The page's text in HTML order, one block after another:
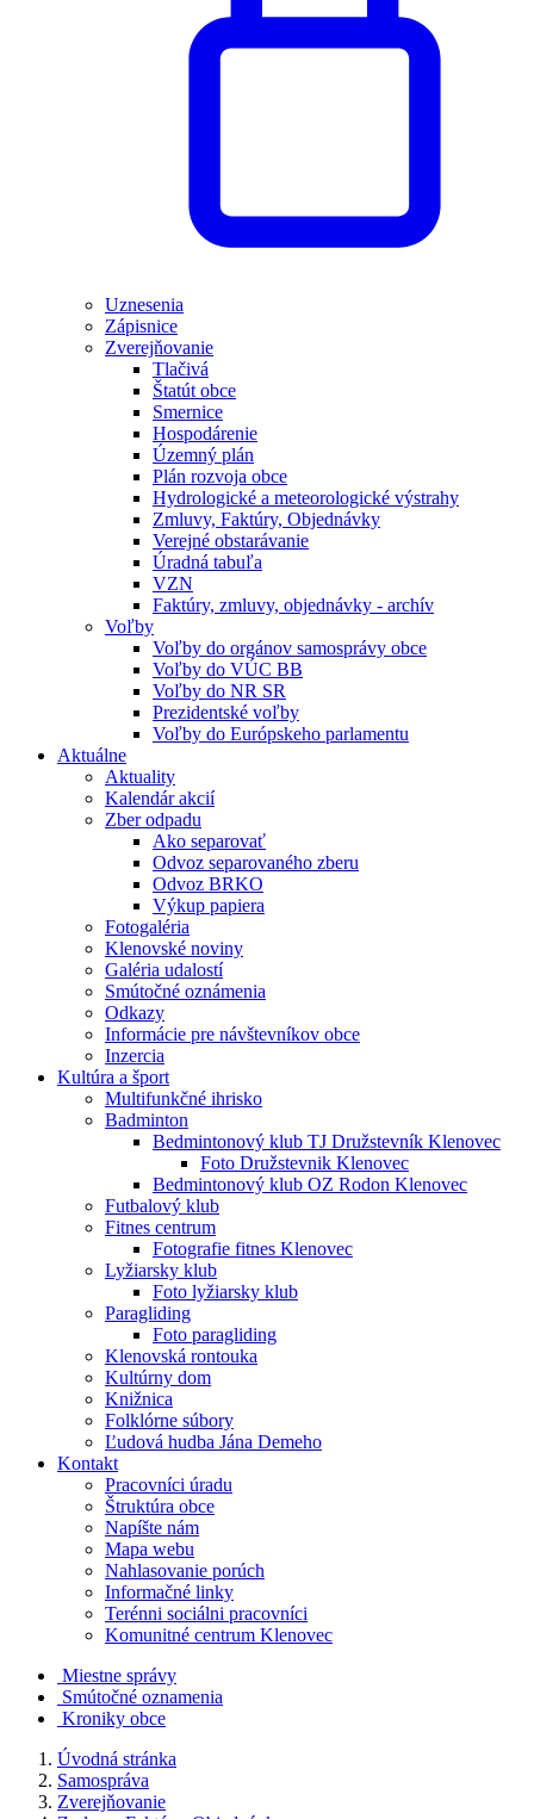
Uznesenia
Zápisnice
Zverejňovanie
Tlačivá
Štatút obce
Smernice
Hospodárenie
Územný plán
Plán rozvoja obce
Hydrologické a meteorologické výstrahy
Zmluvy, Faktúry, Objednávky
Verejné obstarávanie
Úradná tabuľa
VZN
Faktúry, zmluvy, objednávky - archív
Voľby
Voľby do orgánov samosprávy obce
Voľby do VÚC BB
Voľby do NR SR
Prezidentské voľby
Voľby do Európskeho parlamentu
Aktuálne
Aktuality
Kalendár akcií
Zber odpadu
Ako separovať
Odvoz separovaného zberu
Odvoz BRKO
Výkup papiera
Fotogaléria
Klenovské noviny
Galéria udalostí
Smútočné oznámenia
Odkazy
Informácie pre návštevníkov obce
Inzercia
Kultúra a šport
Multifunkčné ihrisko
Badminton
Bedmintonový klub TJ Družstevník Klenovec
Foto Družstevnik Klenovec
Bedmintonový klub OZ Rodon Klenovec
Futbalový klub
Fitnes centrum
Fotografie fitnes Klenovec
Lyžiarsky klub
Foto lyžiarsky klub
Paragliding
Foto paragliding
Klenovská rontouka
Kultúrny dom
Knižnica
Folklórne súbory
Ľudová hudba Jána Demeho
Kontakt
Pracovníci úradu
Štruktúra obce
Napíšte nám
Mapa webu
Nahlasovanie porúch
Informačné linky
Terénni sociálni pracovníci
Komunitné centrum Klenovec
Miestne správy
Smútočné oznamenia
Kroniky obce
Úvodná stránka
Samospráva
Zverejňovanie